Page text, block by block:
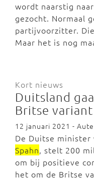
wordt naarstig
gezocht. Normaal
partijvoorzitter.
Maar het is nog
Kort nieuws
Duitsland
Britse
12 januari 2021 -
De Duitse minister
Spahn, stelt 200
om bij positieve
het om de Britse